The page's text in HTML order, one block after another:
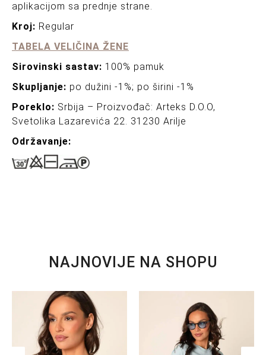
aplikacijom sa prednje strane.
Kroj: Regular
TABELA VELIČINA ŽENE
Sirovinski sastav: 100% pamuk
Skupljanje: po dužini -1%; po širini -1%
Poreklo: Srbija – Proizvođač: Arteks D.O.O,
Svetolika Lazarevića 22. 31230 Arilje
Održavanje:
NAJNOVIJE NA SHOPU